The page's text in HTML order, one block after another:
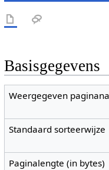
Basisgegevens
Weergegeven
Standaard sorteerwijze
Paginalengte (in bytes)